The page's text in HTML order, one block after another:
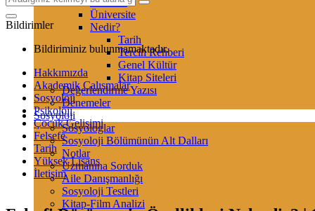
Üniversite
Nedir?
Tarih
Tercih Rehberi
Genel Kültür
Kitap Siteleri
Değerlendirme Yazısı
Denemeler
Sosyoloji
Sosyologlar
Sosyoloji Bölümünün Alt Dalları
Notlar
Uzmanına Sorduk
Aile Danışmanlığı
Sosyoloji Testleri
Kitap-Film Analizi
Bildirimler
Bildiriminiz bulunmamaktadır.
Hakkımızda
Akademik Çalışmalar
Sosyoloji
Psikoloji
Çocuk Gelişimi
Felsefe
Tarih
Yüksek Lisans
İletişim